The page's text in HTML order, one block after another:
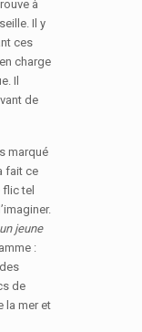
à
Il y
ces
charge
Il
de
marqué
fait ce
tel
jeune
:
de
la mer et